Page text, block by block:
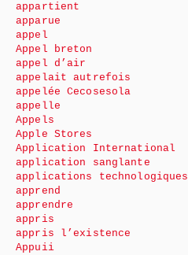
appartient
apparue
appel
Appel breton
appel d’air
appelait autrefois
appelée Cecosesola
appelle
Appels
Apple Stores
Application International
application sanglante
applications technologiques
apprend
apprendre
appris
appris l’existence
Appuii